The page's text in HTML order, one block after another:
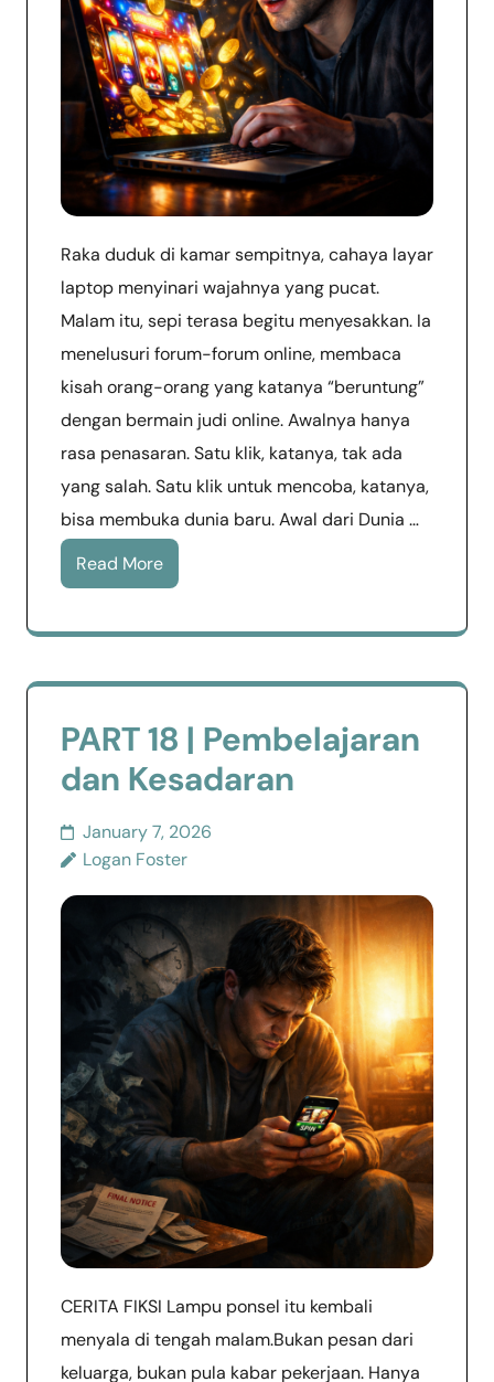
Raka duduk di kamar sempitnya, cahaya layar
laptop menyinari wajahnya yang pucat.
Malam itu, sepi terasa begitu menyesakkan. Ia
menelusuri forum-forum online, membaca
kisah orang-orang yang katanya “beruntung”
dengan bermain judi online. Awalnya hanya
rasa penasaran. Satu klik, katanya, tak ada
yang salah. Satu klik untuk mencoba, katanya,
bisa membuka dunia baru. Awal dari Dunia …
Read More
PART 18 | Pembelajaran
dan Kesadaran
January 7, 2026
Logan Foster
CERITA FIKSI Lampu ponsel itu kembali
menyala di tengah malam.Bukan pesan dari
keluarga, bukan pula kabar pekerjaan. Hanya